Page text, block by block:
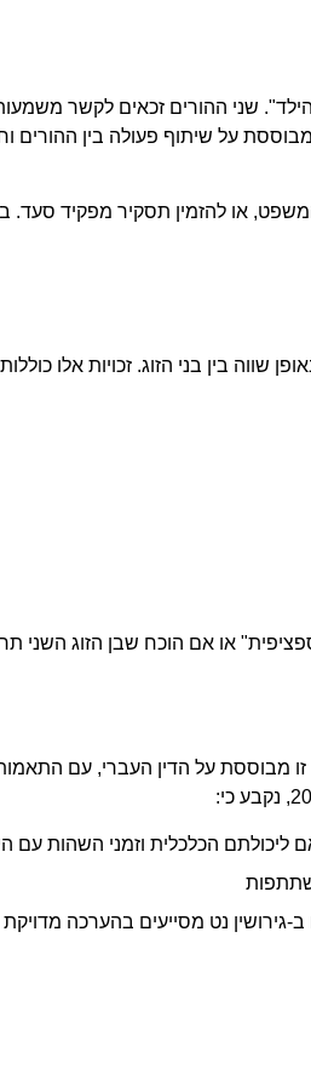
שני ההורים זכאים לקשר
על שיתוף פעולה בין ההורים
או להזמין תסקיר מפקיד סעד.
בין בני הזוג. זכויות אלו
או אם הוכח שבן הזוג השני
זו מבוססת על הדין העברי, עם
נט מסייעים בהערכה מדויקת